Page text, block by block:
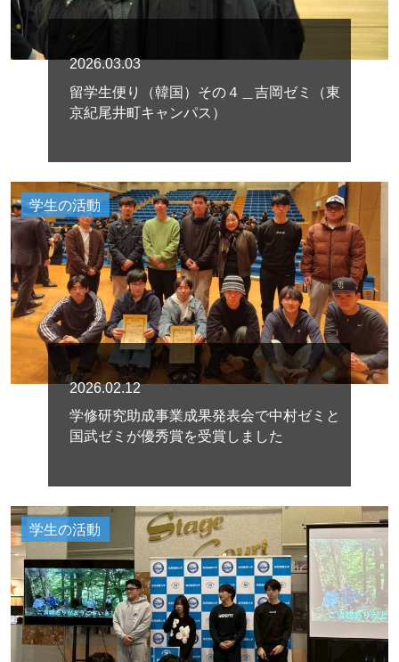
2026.03.03
留学生便り（韓国）その４＿吉岡ゼミ（東
京紀尾井町キャンパス）
学生の活動
2026.02.12
学修研究助成事業成果発表会で中村ゼミと
国武ゼミが優秀賞を受賞しました
学生の活動